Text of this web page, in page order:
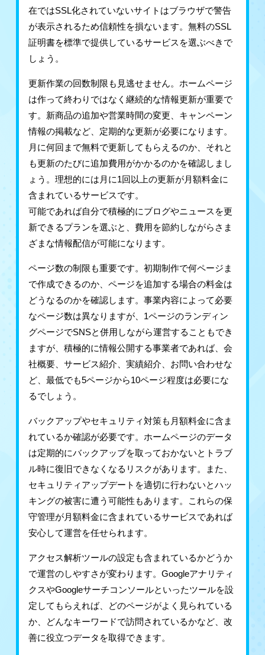
在ではSSL化されていないサイトはブラウザで警告
が表示されるため信頼性を損ないます。無料のSSL
証明書を標準で提供しているサービスを選ぶべきで
しょう。
更新作業の回数制限も見逃せません。ホームページ
は作って終わりではなく継続的な情報更新が重要で
す。新商品の追加や営業時間の変更、キャンペーン
情報の掲載など、定期的な更新が必要になります。
月に何回まで無料で更新してもらえるのか、それと
も更新のたびに追加費用がかかるのかを確認しまし
ょう。理想的には月に1回以上の更新が月額料金に
含まれているサービスです。
可能であれば自分で積極的にブログやニュースを更
新できるプランを選ぶと、費用を節約しながらさま
ざまな情報配信が可能になります。
ページ数の制限も重要です。初期制作で何ページま
で作成できるのか、ページを追加する場合の料金は
どうなるのかを確認します。事業内容によって必要
なページ数は異なりますが、1ページのランディン
グページでSNSと併用しながら運営することもでき
ますが、積極的に情報公開する事業者であれば、会
社概要、サービス紹介、実績紹介、お問い合わせな
ど、最低でも5ページから10ページ程度は必要にな
るでしょう。
バックアップやセキュリティ対策も月額料金に含ま
れているか確認が必要です。ホームページのデータ
は定期的にバックアップを取っておかないとトラブ
ル時に復旧できなくなるリスクがあります。また、
セキュリティアップデートを適切に行わないとハッ
キングの被害に遭う可能性もあります。これらの保
守管理が月額料金に含まれているサービスであれば
安心して運営を任せられます。
アクセス解析ツールの設定も含まれているかどうか
で運営のしやすさが変わります。Googleアナリティ
クスやGoogleサーチコンソールといったツールを設
定してもらえれば、どのページがよく見られている
か、どんなキーワードで訪問されているかなど、改
善に役立つデータを取得できます。